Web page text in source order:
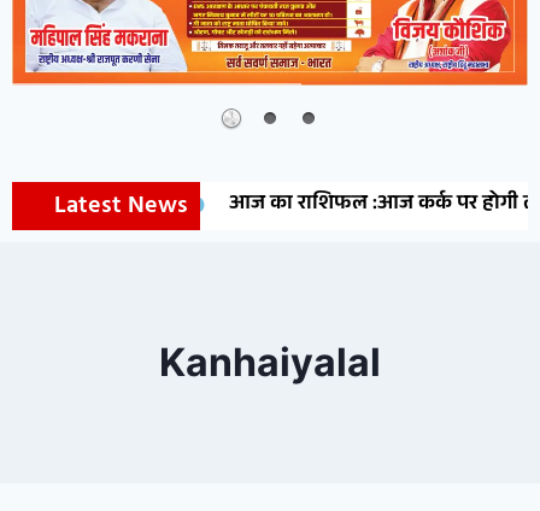
Latest News आज का राशिफल :आज कर्क पर होगी
Kanhaiyalal